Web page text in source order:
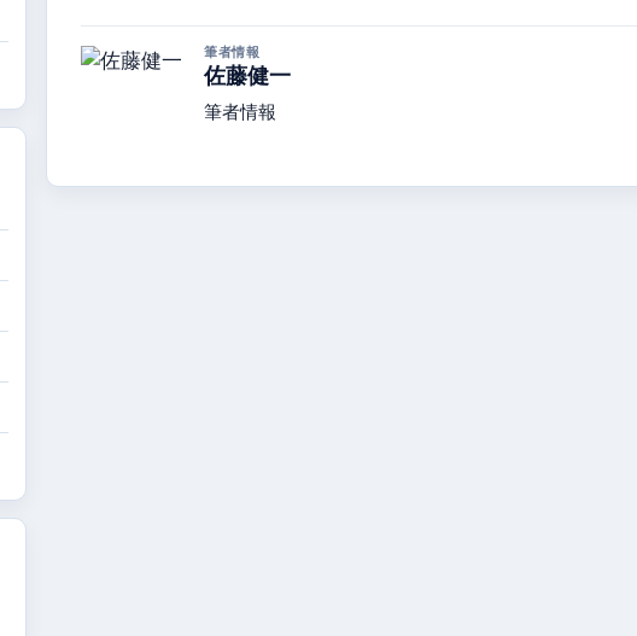
筆者情報
佐藤健一
筆者情報